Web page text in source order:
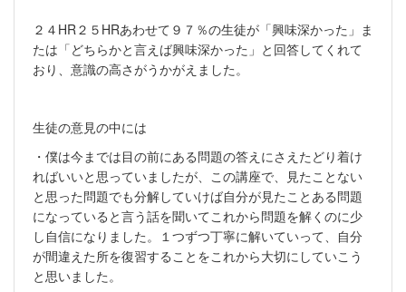
２４HR２５HRあわせて９７％の生徒が「興味深かった」ま
たは「どちらかと言えば興味深かった」と回答してくれて
おり、意識の高さがうかがえました。
生徒の意見の中には
・僕は今までは目の前にある問題の答えにさえたどり着け
ればいいと思っていましたが、この講座で、見たことない
と思った問題でも分解していけば自分が見たことある問題
になっていると言う話を聞いてこれから問題を解くのに少
し自信になりました。１つずつ丁寧に解いていって、自分
が間違えた所を復習することをこれから大切にしていこう
と思いました。